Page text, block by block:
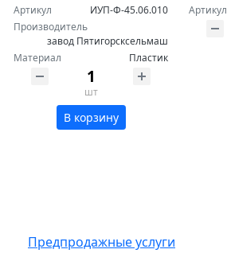
Артикул
ИУП-Ф-45.06.010
Производитель
завод Пятигорсксельмаш
Материал
Пластик
шт
В корзину
Артикул
Предпродажные услуги